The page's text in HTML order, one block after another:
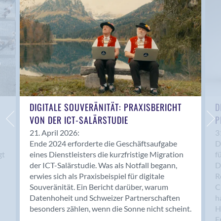
Anwil
Appenzell
Au SG
Baar
Baden
Balsthal
Balzers
Basel
Bassersdorf
Belp
Bendern
Benken (SG)
Bergdietikon
Berlin
Bern
Bern - Liebefeld
DIGITALE SOUVERÄNITÄT: PRAXISBERICHT
VON DER ICT-SALÄRSTUDIE
21. April 2026:
Ende 2024 erforderte die Geschäftsaufgabe
eines Dienstleisters die kurzfristige Migration
der ICT-Salärstudie. Was als Notfall begann,
erwies sich als Praxisbeispiel für digitale
Souveränität. Ein Bericht darüber, warum
Datenhoheit und Schweizer Partnerschaften
besonders zählen, wenn die Sonne nicht scheint.